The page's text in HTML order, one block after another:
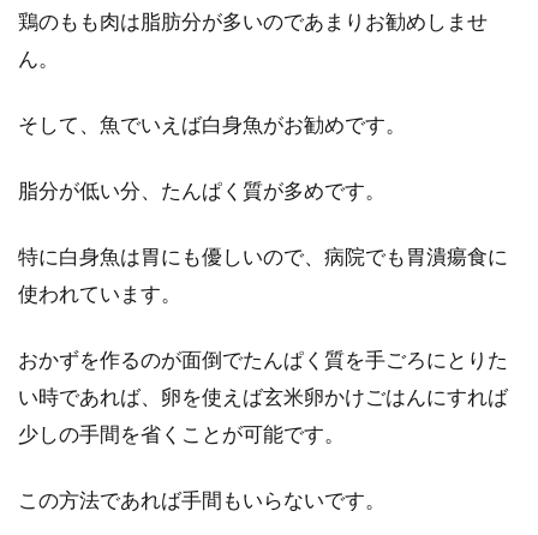
鶏のもも肉は脂肪分が多いのであまりお勧めしませ
ん。
そして、魚でいえば白身魚がお勧めです。
脂分が低い分、たんぱく質が多めです。
特に白身魚は胃にも優しいので、病院でも胃潰瘍食に
使われています。
おかずを作るのが面倒でたんぱく質を手ごろにとりた
い時であれば、卵を使えば玄米卵かけごはんにすれば
少しの手間を省くことが可能です。
この方法であれば手間もいらないです。